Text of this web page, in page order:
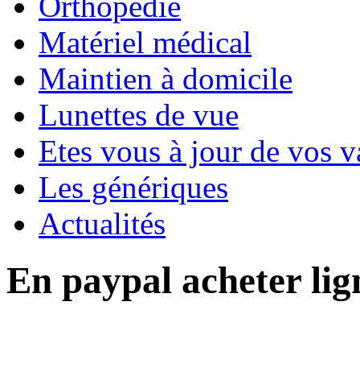
Matériel médical
Maintien à domicile
Lunettes de vue
Etes vous à jour de vos
Les génériques
Actualités
En paypal acheter